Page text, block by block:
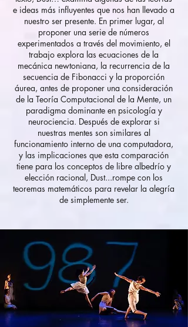
e ideas más influyentes que nos han llevado a
nuestro ser presente. En primer lugar, al
proponer una serie de números
experimentados a través del movimiento, el
trabajo explora las ecuaciones de la
mecánica newtoniana, la recurrencia de la
secuencia de Fibonacci y la proporción
áurea, antes de proponer una consideración
de la Teoría Computacional de la Mente, un
paradigma dominante en psicología y
neurociencia. Después de explorar si
nuestras mentes son similares al
funcionamiento interno de una computadora,
y las implicaciones que esta comparación
tiene para los conceptos de libre albedrío y
elección racional, Dust...rompe con los
teoremas matemáticos para revelar la alegría
de simplemente ser.